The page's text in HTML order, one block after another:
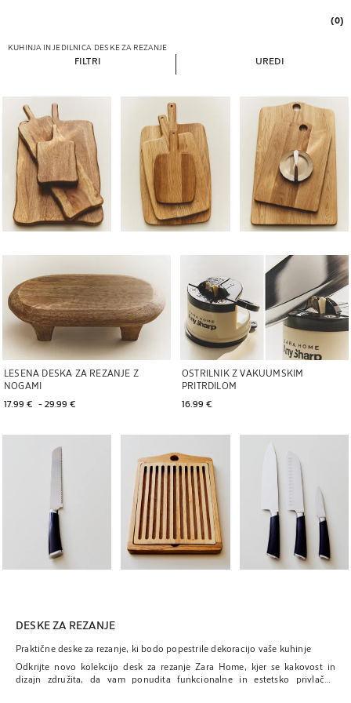
(0)
KUHINJA IN JEDILNICA DESKE ZA REZANJE
FILTRI UREDI
Slika spremenjena na 1 od 6Slika spremenjena na 1 od 6Slika spremenjena na
LESENA DESKA ZA REZANJE Z
NOGAMI
17.99 € - 29.99 €
OSTRILNIK Z VAKUUMSKIM
PRITRDILOM
16.99 €
Slika spremenjena na 1 od 5Slika spremenjena na 1 od 5Slika spremenjena na
DESKE ZA REZANJE
Praktične deske za rezanje, ki bodo popestrile dekoracijo vaše kuhinje
Odkrijte novo kolekcijo desk za rezanje Zara Home, kjer se kakovost in
dizajn združita, da vam ponudita funkcionalne in estetsko privlačne